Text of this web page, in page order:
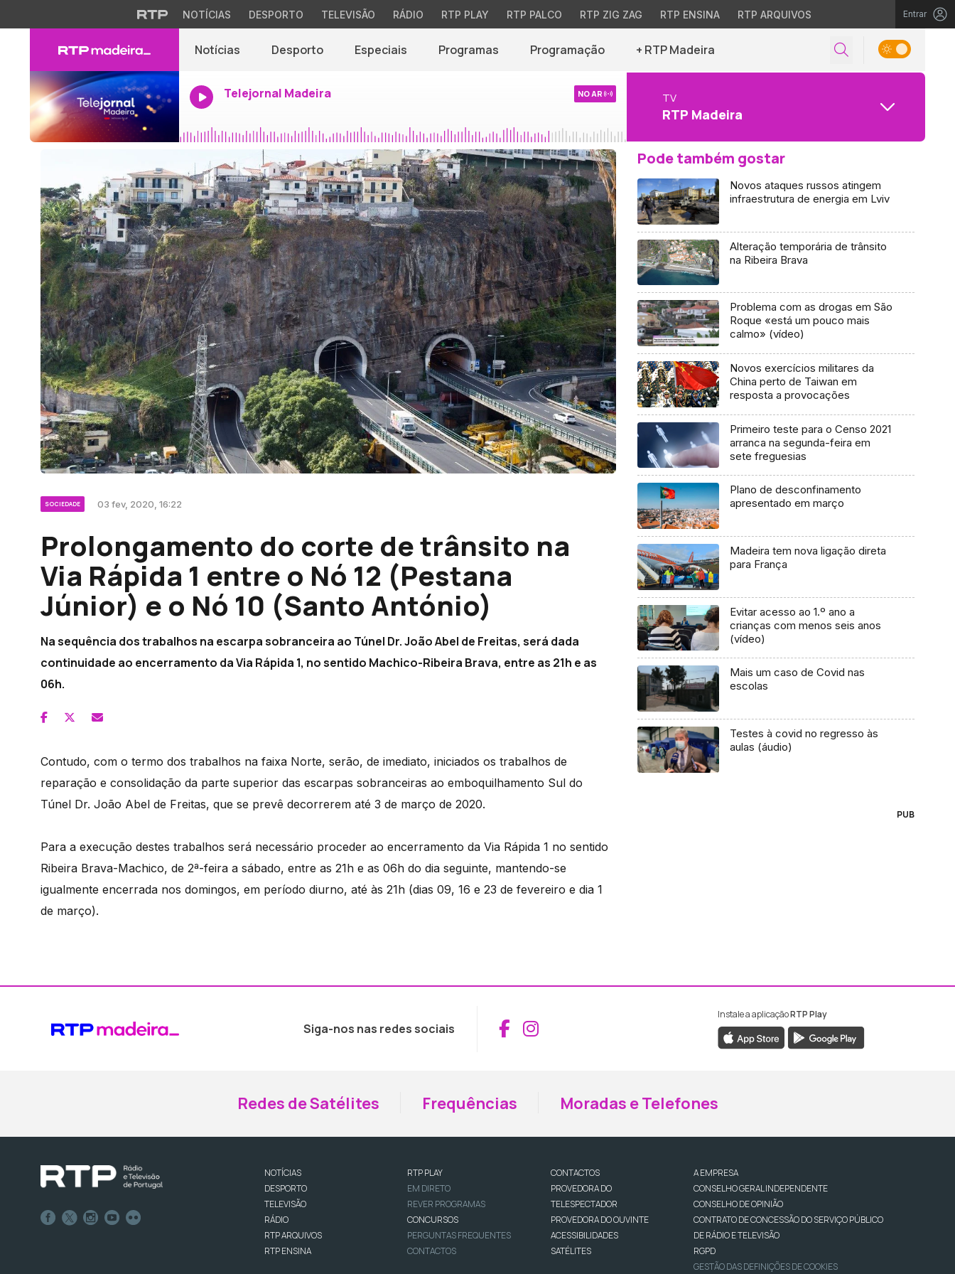
NOTÍCIAS DESPORTO TELEVISÃO RÁDIO RTP PLAY RTP PALCO RTP ZIG ZAG RTP ENSINA RTP ARQUIVOS Entrar
Notícias Desporto Especiais Programas Programação + RTP Madeira
Telejornal Madeira NO AR TV
RTP Madeira
SOCIEDADE 03 fev, 2020, 16:22
Prolongamento do corte de trânsito na
Via Rápida 1 entre o Nó 12 (Pestana
Júnior) e o Nó 10 (Santo António)
Na sequência dos trabalhos na escarpa sobranceira ao Túnel Dr. João Abel de Freitas, será dada
continuidade ao encerramento da Via Rápida 1, no sentido Machico-Ribeira Brava, entre as 21h e as
06h.
Contudo, com o termo dos trabalhos na faixa Norte, serão, de imediato, iniciados os trabalhos de
reparação e consolidação da parte superior das escarpas sobranceiras ao emboquilhamento Sul do
Túnel Dr. João Abel de Freitas, que se prevê decorrerem até 3 de março de 2020.
Para a execução destes trabalhos será necessário proceder ao encerramento da Via Rápida 1 no sentido
Ribeira Brava-Machico, de 2ª-feira a sábado, entre as 21h e as 06h do dia seguinte, mantendo-se
igualmente encerrada nos domingos, em período diurno, até às 21h (dias 09, 16 e 23 de fevereiro e dia 1
de março).
Pode também gostar
Novos ataques russos atingem
infraestrutura de energia em Lviv
Alteração temporária de trânsito
na Ribeira Brava
Problema com as drogas em São
Roque «está um pouco mais
calmo» (vídeo)
Novos exercícios militares da
China perto de Taiwan em
resposta a provocações
Primeiro teste para o Censo 2021
arranca na segunda-feira em
sete freguesias
Plano de desconfinamento
apresentado em março
Madeira tem nova ligação direta
para França
Evitar acesso ao 1.º ano a
crianças com menos seis anos
(vídeo)
Mais um caso de Covid nas
escolas
Testes à covid no regresso às
aulas (áudio)
PUB
Siga-nos nas redes sociais Aceder ao Facebook da RTP Madeira
Aceder ao Instagram da RTP Madeira
Instale a aplicaçãoRTP Play
Redes de Satélites Frequências Moradas e Telefones
NOTÍCIAS
DESPORTO
TELEVISÃO
RÁDIO
RTP ARQUIVOS
RTP ENSINA
RTP PLAY
EM DIRETO
REVER PROGRAMAS
CONCURSOS
PERGUNTAS FREQUENTES
CONTACTOS
CONTACTOS
PROVEDORA DO
TELESPECTADOR
PROVEDORA DO OUVINTE
ACESSIBILIDADES
SATÉLITES
A EMPRESA
CONSELHO GERAL INDEPENDENTE
CONSELHO DE OPINIÃO
CONTRATO DE CONCESSÃO DO SERVIÇO PÚBLICO
DE RÁDIO E TELEVISÃO
RGPD
GESTÃO DAS DEFINIÇÕES DE COOKIES